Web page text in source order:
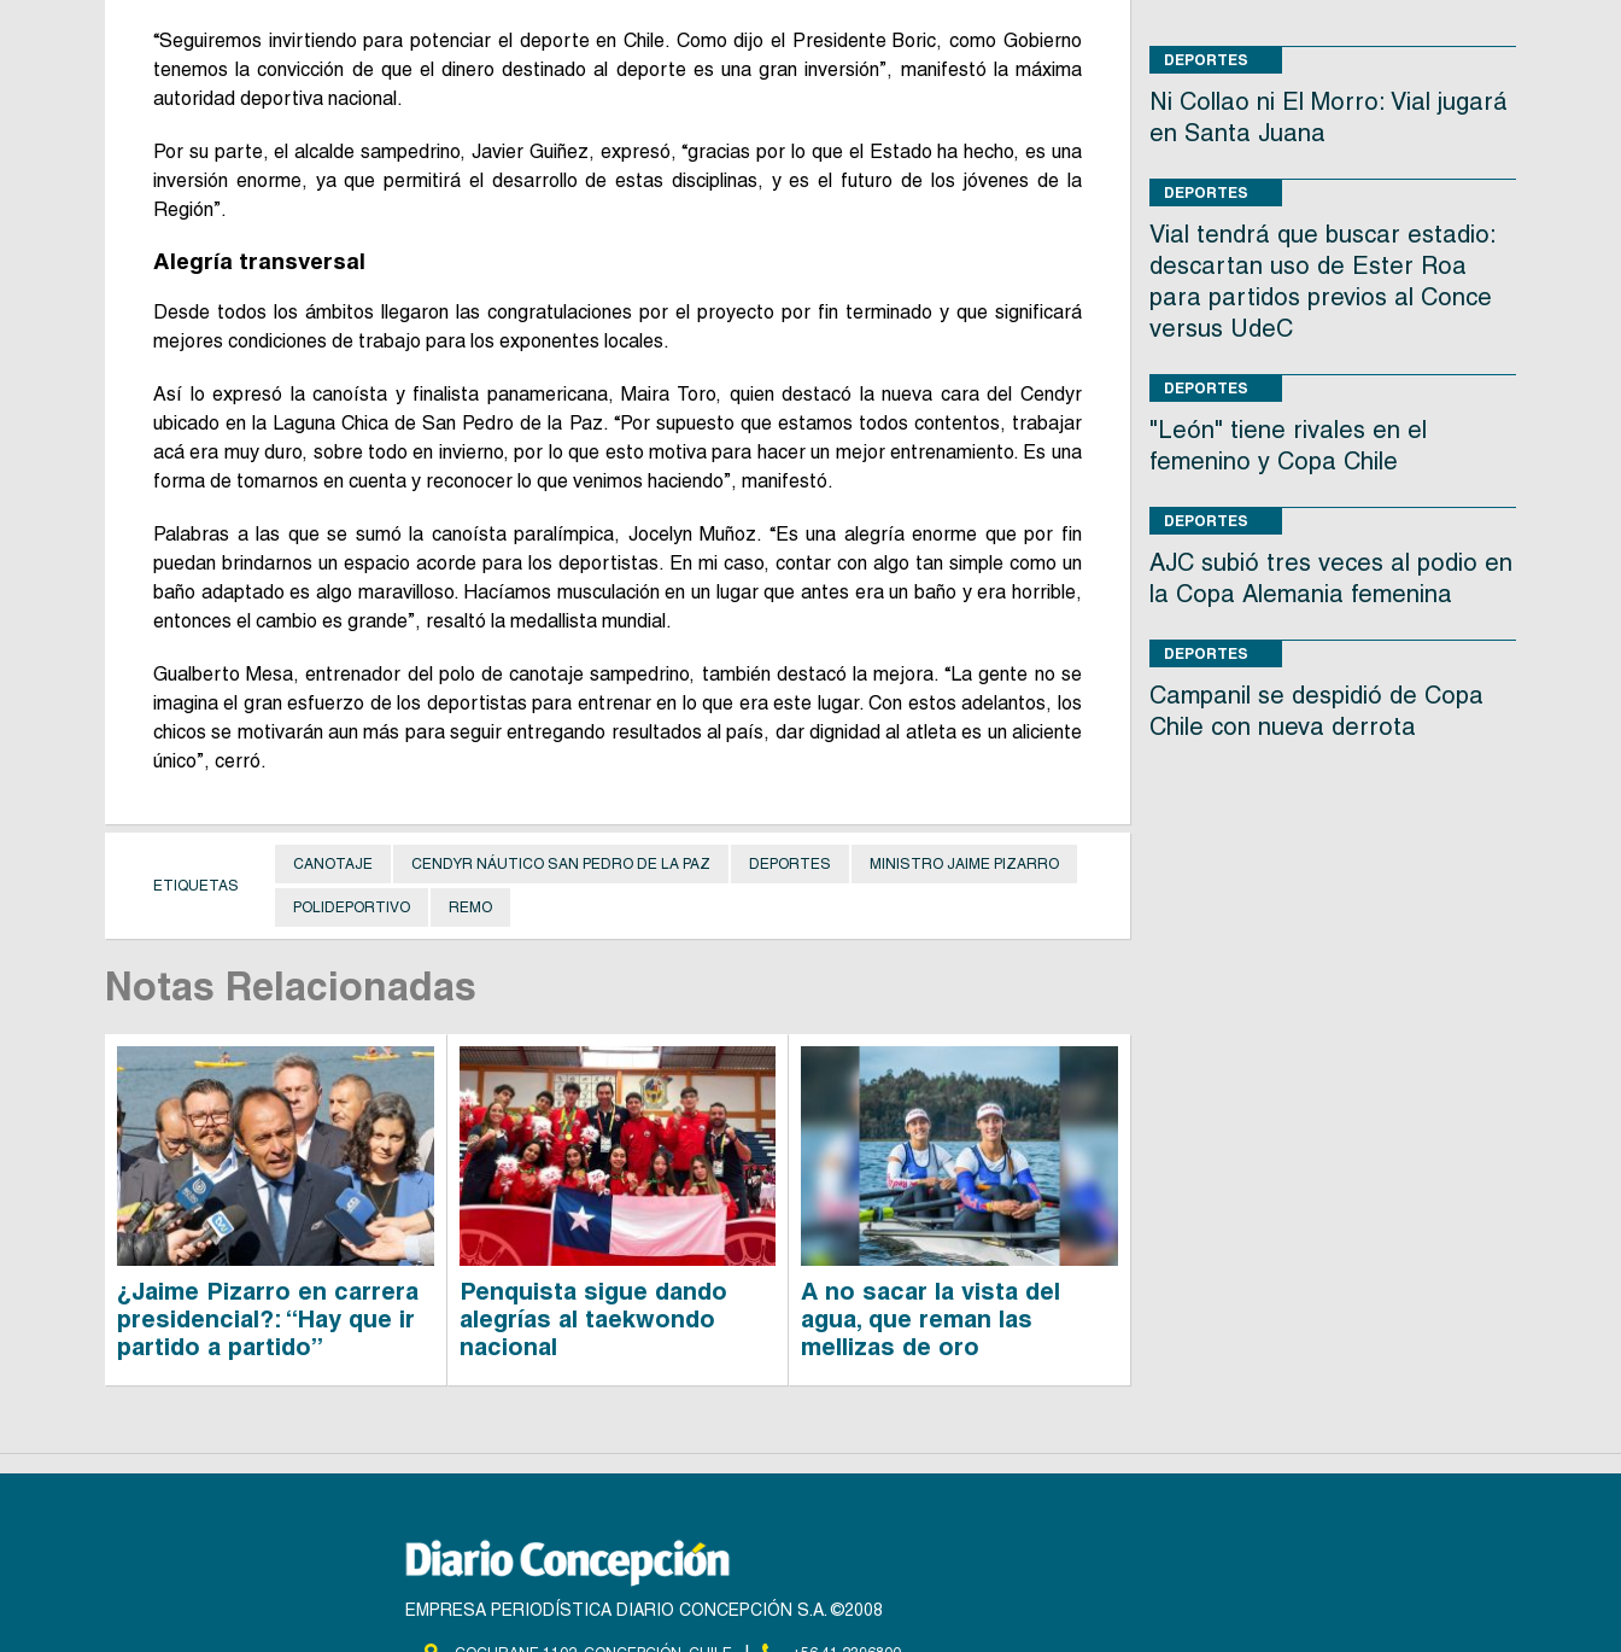
“Seguiremos invirtiendo para potenciar el deporte en Chile. Como dijo el Presidente Boric, como Gobierno
tenemos la convicción de que el dinero destinado al deporte es una gran inversión”, manifestó la máxima
autoridad deportiva nacional.
Por su parte, el alcalde sampedrino, Javier Guiñez, expresó, “gracias por lo que el Estado ha hecho, es una
inversión enorme, ya que permitirá el desarrollo de estas disciplinas, y es el futuro de los jóvenes de la
Región”.
Alegría transversal
Desde todos los ámbitos llegaron las congratulaciones por el proyecto por fin terminado y que significará
mejores condiciones de trabajo para los exponentes locales.
Así lo expresó la canoísta y finalista panamericana, Maira Toro, quien destacó la nueva cara del Cendyr
ubicado en la Laguna Chica de San Pedro de la Paz. “Por supuesto que estamos todos contentos, trabajar
acá era muy duro, sobre todo en invierno, por lo que esto motiva para hacer un mejor entrenamiento. Es una
forma de tomarnos en cuenta y reconocer lo que venimos haciendo”, manifestó.
Palabras a las que se sumó la canoísta paralímpica, Jocelyn Muñoz. “Es una alegría enorme que por fin
puedan brindarnos un espacio acorde para los deportistas. En mi caso, contar con algo tan simple como un
baño adaptado es algo maravilloso. Hacíamos musculación en un lugar que antes era un baño y era horrible,
entonces el cambio es grande”, resaltó la medallista mundial.
Gualberto Mesa, entrenador del polo de canotaje sampedrino, también destacó la mejora. “La gente no se
imagina el gran esfuerzo de los deportistas para entrenar en lo que era este lugar. Con estos adelantos, los
chicos se motivarán aun más para seguir entregando resultados al país, dar dignidad al atleta es un aliciente
único”, cerró.
ETIQUETAS
CANOTAJE CENDYR NÁUTICO SAN PEDRO DE LA PAZ DEPORTES MINISTRO JAIME PIZARRO
POLIDEPORTIVO REMO
Notas Relacionadas
¿Jaime Pizarro en carrera
presidencial?: “Hay que ir
partido a partido”
Penquista sigue dando
alegrías al taekwondo
nacional
A no sacar la vista del
agua, que reman las
mellizas de oro
DEPORTES
Ni Collao ni El Morro: Vial jugará
en Santa Juana
DEPORTES
Vial tendrá que buscar estadio:
descartan uso de Ester Roa
para partidos previos al Conce
versus UdeC
DEPORTES
"León" tiene rivales en el
femenino y Copa Chile
DEPORTES
AJC subió tres veces al podio en
la Copa Alemania femenina
DEPORTES
Campanil se despidió de Copa
Chile con nueva derrota
EMPRESA PERIODÍSTICA DIARIO CONCEPCIÓN S.A. ©2008